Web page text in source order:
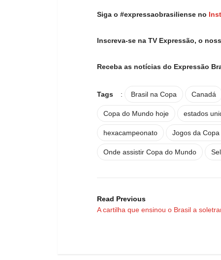
Siga o #expressaobrasiliense no
Inscreva-se na TV Expressão, o
Receba as notícias do Expressão
Tags : Brasil na Copa Canadá
Copa do Mundo hoje estados
hexacampeonato Jogos da Copa
Onde assistir Copa do Mundo
Read Previous
A cartilha que ensinou o Brasil a